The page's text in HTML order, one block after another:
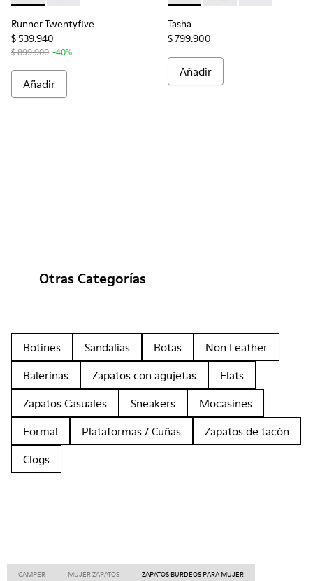
Runner Twentyfive
$ 539.940
$ 899.900 -40%
Añadir
Tasha
$ 799.900
Añadir
Otras Categorías
Botines Sandalias Botas
Non Leather
Balerinas
Zapatos con agujetas
Flats
Zapatos Casuales
Sneakers
Mocasines
Formal
Plataformas / Cuñas
Zapatos de tacón
Clogs
CAMPER MUJER ZAPATOS ZAPATOS BURDEOS PARA MUJER